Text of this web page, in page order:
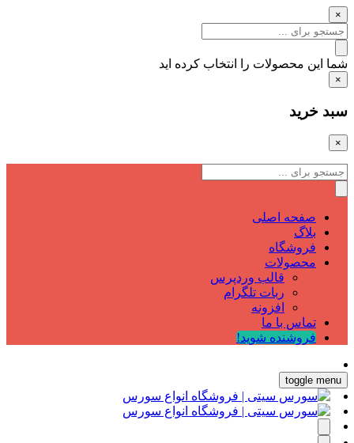
×
شما این محصولات را انتخاب کرده اید
×
سبد خرید
×
صفحه اصلی
بلاگ
فروشگاه
محصولات
قالب وردپرس
ربات تلگرام
افزونه
تماس با ما
فروشنده شوید!
toggle menu